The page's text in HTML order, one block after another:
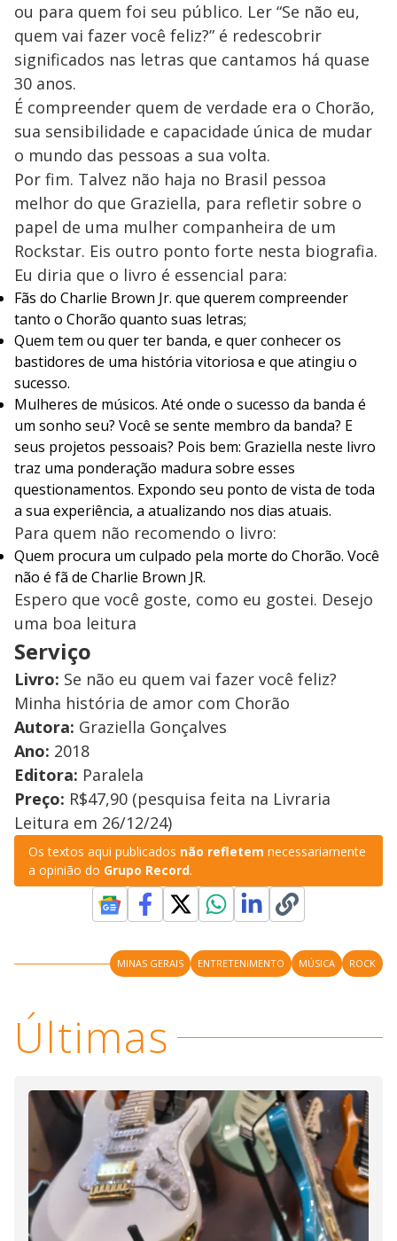
ou para quem foi seu público. Ler “Se não eu,
quem vai fazer você feliz?” é redescobrir
significados nas letras que cantamos há quase
30 anos.
É compreender quem de verdade era o Chorão,
sua sensibilidade e capacidade única de mudar
o mundo das pessoas a sua volta.
Por fim. Talvez não haja no Brasil pessoa
melhor do que Graziella, para refletir sobre o
papel de uma mulher companheira de um
Rockstar. Eis outro ponto forte nesta biografia.
Eu diria que o livro é essencial para:
Fãs do Charlie Brown Jr. que querem compreender
tanto o Chorão quanto suas letras;
Quem tem ou quer ter banda, e quer conhecer os
bastidores de uma história vitoriosa e que atingiu o
sucesso.
Mulheres de músicos. Até onde o sucesso da banda é
um sonho seu? Você se sente membro da banda? E
seus projetos pessoais? Pois bem: Graziella neste livro
traz uma ponderação madura sobre esses
questionamentos. Expondo seu ponto de vista de toda
a sua experiência, a atualizando nos dias atuais.
Para quem não recomendo o livro:
Quem procura um culpado pela morte do Chorão. Você
não é fã de Charlie Brown JR.
Espero que você goste, como eu gostei. Desejo
uma boa leitura
Serviço
Livro: Se não eu quem vai fazer você feliz?
Minha história de amor com Chorão
Autora: Graziella Gonçalves
Ano: 2018
Editora: Paralela
Preço: R$47,90 (pesquisa feita na Livraria
Leitura em 26/12/24)
Os textos aqui publicados não refletem necessariamente
a opinião do Grupo Record.
MINAS GERAIS ENTRETENIMENTO MÚSICA ROCK
Últimas